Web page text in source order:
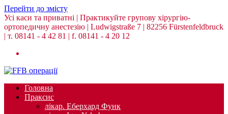
Перейти до змісту
Усі каси та приватні | Практикуйте групову хірургію-
ортопедичну анестезію | Ludwigstraße 7 | 82256 Fürstenfeldbruck
| т. 08141 - 4 42 81 | f. 08141 - 4 20 12
Головна
Праксис
лікар. Еберхард Функ